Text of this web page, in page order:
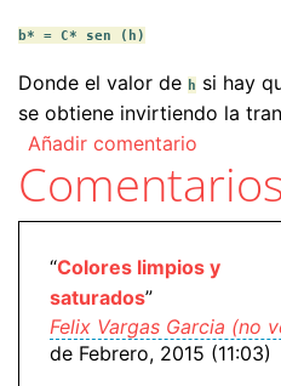
b* = C* sen (h)
Donde el valor de h si hay
se obtiene invirtiendo la
Añadir comentario
Comentarios
“Colores limpios y
saturados”
Felix Vargas Garcia (no
de Febrero, 2015 (11:03)